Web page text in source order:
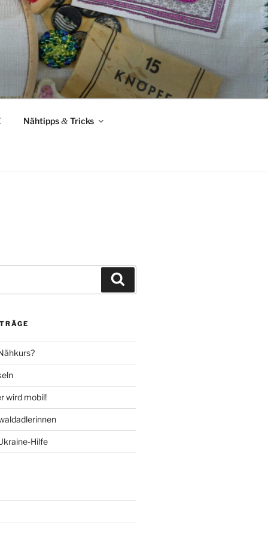
Nähtipps&Tricks
wird mobil!
Hilfe